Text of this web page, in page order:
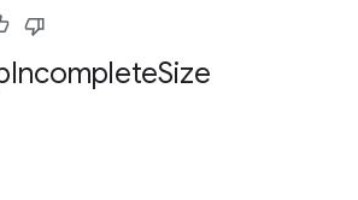
IncompleteSize